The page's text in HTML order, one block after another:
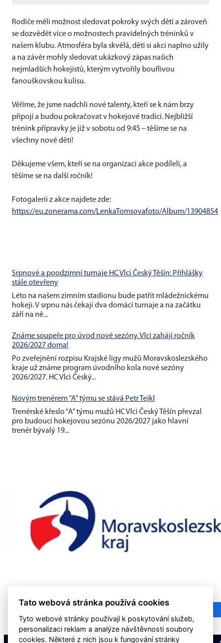
Rodiče měli možnost sledovat pokroky svých dětí a zároveň
se dozvědět více o možnostech pravidelných tréninků v
našem klubu. Atmosféra byla skvělá, děti si akci naplno užily
a na závěr mohly sledovat ukázkový zápas našich
nejmladších hokejistů, kterým vytvořily bouřlivou
fanouškovskou kulisu.
Věříme, že jsme nadchli nové talenty, kteří se k nám brzy
připojí a budou pokračovat v hokejové tradici. Nejbližší
trénink přípravky je již v sobotu od 9:45 – těšíme se na
všechny nové děti!
Děkujeme všem, kteří se na organizaci akce podíleli, a
těšíme se na další ročník!
Fotogalerii z akce najdete zde:
https://eu.zonerama.com/LenkaTomsovafoto/Album/13904854
Srpnové a poodzimní turnaje HC Vlci Český Těšín: Přihlášky
stále otevřeny
Léto na našem zimním stadionu bude patřit mládežnickému
hokeji. V srpnu nás čekají dva domácí turnaje a na začátku
září na ně...
Známe soupeře pro úvod nové sezóny. Vlci zahájí ročník
2026/2027 doma!
Po zveřejnění rozpisu Krajské ligy mužů Moravskoslezského
kraje už známe program úvodního kola nové sezóny
2026/2027. HC Vlci Český...
Novým trenérem "A" týmu se stává Petr Tejkl
Trenérské křeslo “A” týmu mužů HC Vlci Český Těšín převzal
pro budoucí hokejovou sezónu 2026/2027 jako hlavní
trenér bývalý 19...
Tato webová stránka používá cookies
Tyto webové stránky používají k poskytování služeb,
personalizaci reklam a analýze návštěvnosti soubory
cookies. Některé z nich jsou k fungování stránky